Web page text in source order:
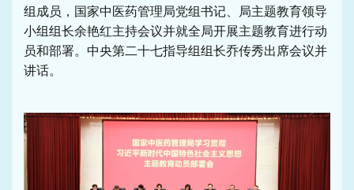
组成员，国家中医药管理局党组书记、局主题教育领导
小组组长余艳红主持会议并就全局开展主题教育进行动
员和部署。中央第二十七指导组组长乔传秀出席会议并
讲话。